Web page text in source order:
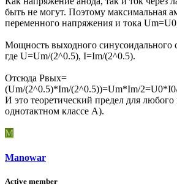
быть не могут. Поэтому максимальная
переменного напряжения и тока
Мощность выходного синусоидального
где U=Um/(2^0.5), I=Im/(2^0.5).
Отсюда Pвых=
(Um/(2^0.5)*Im/(2^0.5))=Um*Im/
И это теоретический предел для
однотактном классе А).
M
Manowar
Active member